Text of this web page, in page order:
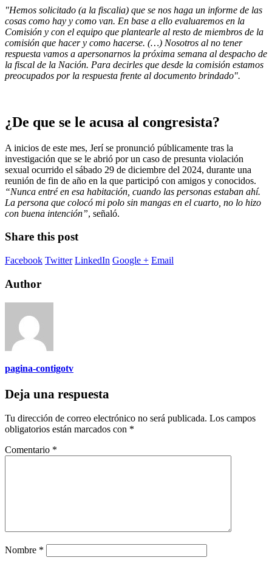
"Hemos solicitado (a la fiscalia) que se nos haga un informe de las
cosas como hay y como van. En base a ello evaluaremos en la
Comisión y con el equipo que plantearle al resto de miembros de la
comisión que hacer y como hacerse. (…) Nosotros al no tener
respuesta vamos a apersonarnos la próxima semana al despacho de
la fiscal de la Nación. Para decirles que desde la comisión estamos
preocupados por la respuesta frente al documento brindado".
¿De que se le acusa al congresista?
A inicios de este mes, Jerí se pronunció públicamente tras la
investigación que se le abrió por un caso de presunta violación
sexual ocurrido el sábado 29 de diciembre del 2024, durante una
reunión de fin de año en la que participó con amigos y conocidos.
“Nunca entré en esa habitación, cuando las personas estaban ahí.
La persona que colocó mi polo sin mangas en el cuarto, no lo hizo
con buena intención”, señaló.
Share this post
Facebook Twitter LinkedIn Google + Email
Author
pagina-contigotv
Deja una respuesta
Tu dirección de correo electrónico no será publicada. Los campos
obligatorios están marcados con *
Comentario *
Nombre *